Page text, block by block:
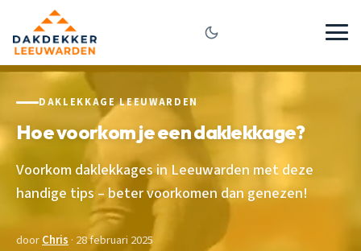
DAKLEKKAGE LEEUWARDEN
Hoe voorkom je een daklekkage?
Voorkom daklekkages in Leeuwarden met deze
handige tips – beter voorkomen dan genezen!
doorChris · 28 februari 2025